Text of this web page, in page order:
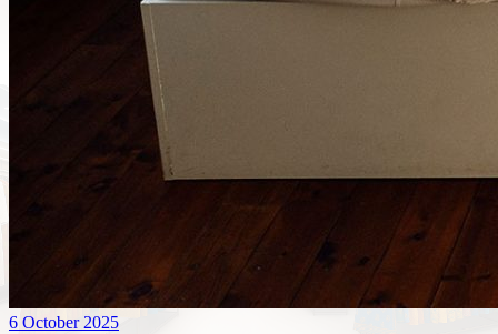
6 October 2025